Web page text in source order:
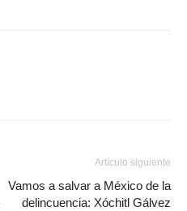
Artículo siguiente
Vamos a salvar a México de la
delincuencia: Xóchitl Gálvez